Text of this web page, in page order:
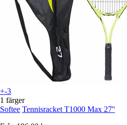
+-3
1 färger
Softee Tennisracket T1000 Max 27''